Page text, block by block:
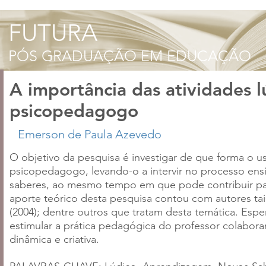
A importância das atividades
psicopedagogo
O objetivo da pesquisa é investigar de que forma o
psicopedagogo, levando-o a intervir no processo
saberes, ao mesmo tempo em que pode contribuir
aporte teórico desta pesquisa contou com autores
(2004); dentre outros que tratam desta temática.
estimular a prática pedagógica do professor
dinâmica e criativa.